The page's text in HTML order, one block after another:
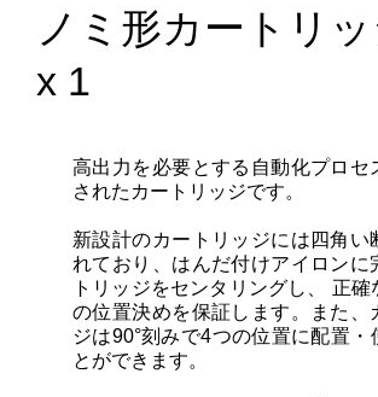
ステーション
その他製品
カートリッジとこて先
サポート
ノミ形カートリ
x 1
高出力を必要とする自動化プロセ
されたカートリッジです。
新設計のカートリッジには 四角い
れて おり、はんだ付けアイロンに
トリッジをセンタリングし、 正確
の位置決めを保証 します。また、
ジは90°刻みで4つの位置に配置・
とができます。